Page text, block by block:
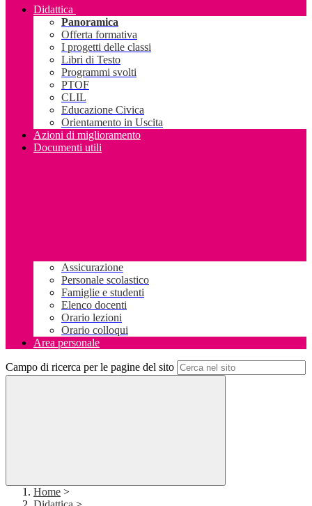
Didattica
Panoramica
Offerta formativa
I progetti delle classi
Libri di Testo
Programmi svolti
PTOF
CLIL
Educazione Civica
Orientamento in Uscita
Azioni di miglioramento
Documenti utili
Assicurazione
Personale scolastico
Famiglie e studenti
Elenco docenti
Orario lezioni
Orario colloqui
Area personale
Campo di ricerca per le pagine del sito
Home >